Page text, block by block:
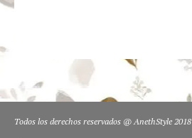
Todos los derechos reservados @ AnethStyle 2018